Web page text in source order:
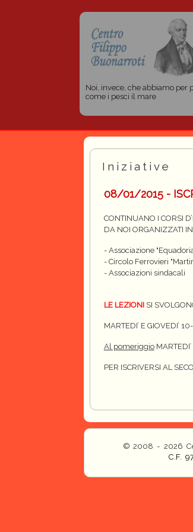
Noi, invece, che abbiamo per
come i pesci il mare
Iniziative
08/01/2015 -
CONTINUANO I CORSI
DA NOI ORGANIZZATI
- Associazione
- Circolo Ferrovieri
- Associazioni sindacali
LE LEZIONI SI
MARTEDI’ E GIOVEDI’
Al pomeriggio
PER ISCRIVERSI AL
© 2008 - 2026
C.F.